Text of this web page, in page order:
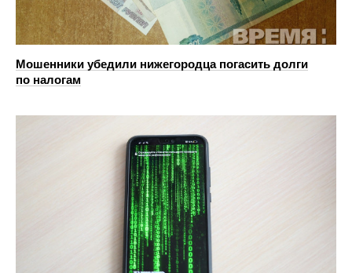
Мошенники убедили нижегородца погасить долги
по налогам